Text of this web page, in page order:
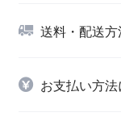
送料・配送方
お支払い方法